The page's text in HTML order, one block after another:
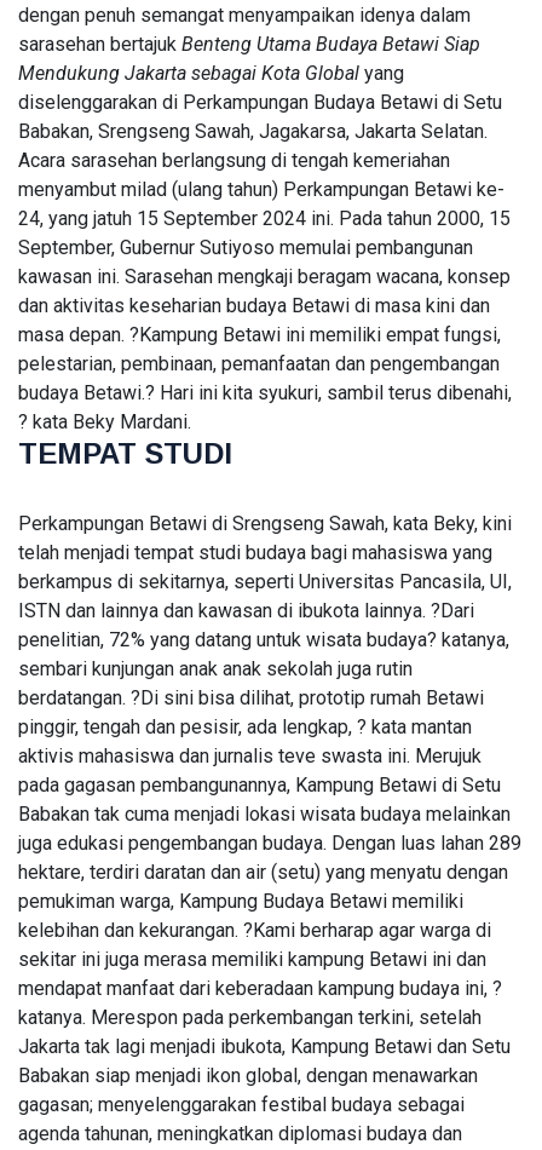
Inilah
Gambarnya
FEATURED
Stop
Bicara
RSS,
GOTO
Butuh
Laba,
Bukan
Sulap
Angka
04
Aug,
68
views
Laba
CPIN
Melonjak
95
Persen,
Arus Kas
Operasi
Malah
Turun 19
Persen
Aug,
2026
views
Tags
T
PIALA DUNIA 2026
Meksiko
Laporan Keuangan
Kanada
Jepang
LNG Abadi Masela
INPEX
Pertamina
Petronas
dengan penuh semangat menyampaikan idenya dalam
sarasehan bertajuk Benteng Utama Budaya Betawi Siap
Mendukung Jakarta sebagai Kota Global yang
diselenggarakan di Perkampungan Budaya Betawi di Setu
Babakan, Srengseng Sawah, Jagakarsa, Jakarta Selatan.
Acara sarasehan berlangsung di tengah kemeriahan
menyambut milad (ulang tahun) Perkampungan Betawi ke-
24, yang jatuh 15 September 2024 ini. Pada tahun 2000, 15
September, Gubernur Sutiyoso memulai pembangunan
kawasan ini. Sarasehan mengkaji beragam wacana, konsep
dan aktivitas keseharian budaya Betawi di masa kini dan
masa depan. ?Kampung Betawi ini memiliki empat fungsi,
pelestarian, pembinaan, pemanfaatan dan pengembangan
budaya Betawi.? Hari ini kita syukuri, sambil terus dibenahi,
? kata Beky Mardani.
TEMPAT STUDI
Perkampungan Betawi di Srengseng Sawah, kata Beky, kini
telah menjadi tempat studi budaya bagi mahasiswa yang
berkampus di sekitarnya, seperti Universitas Pancasila, UI,
ISTN dan lainnya dan kawasan di ibukota lainnya. ?Dari
penelitian, 72% yang datang untuk wisata budaya? katanya,
sembari kunjungan anak anak sekolah juga rutin
berdatangan. ?Di sini bisa dilihat, prototip rumah Betawi
pinggir, tengah dan pesisir, ada lengkap, ? kata mantan
aktivis mahasiswa dan jurnalis teve swasta ini. Merujuk
pada gagasan pembangunannya, Kampung Betawi di Setu
Babakan tak cuma menjadi lokasi wisata budaya melainkan
juga edukasi pengembangan budaya. Dengan luas lahan 289
hektare, terdiri daratan dan air (setu) yang menyatu dengan
pemukiman warga, Kampung Budaya Betawi memiliki
kelebihan dan kekurangan. ?Kami berharap agar warga di
sekitar ini juga merasa memiliki kampung Betawi ini dan
mendapat manfaat dari keberadaan kampung budaya ini, ?
katanya. Merespon pada perkembangan terkini, setelah
Jakarta tak lagi menjadi ibukota, Kampung Betawi dan Setu
Babakan siap menjadi ikon global, dengan menawarkan
gagasan; menyelenggarakan festibal budaya sebagai
agenda tahunan, meningkatkan diplomasi budaya dan